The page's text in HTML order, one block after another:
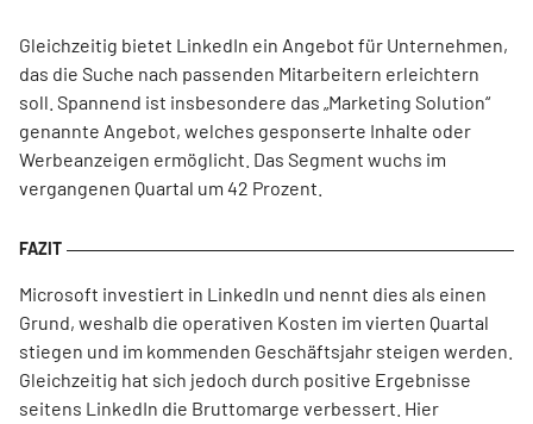
Gleichzeitig bietet LinkedIn ein Angebot für Unternehmen,
das die Suche nach passenden Mitarbeitern erleichtern
soll. Spannend ist insbesondere das „Marketing Solution“
genannte Angebot, welches gesponserte Inhalte oder
Werbeanzeigen ermöglicht. Das Segment wuchs im
vergangenen Quartal um 42 Prozent.
Microsoft investiert in LinkedIn und nennt dies als einen
Grund, weshalb die operativen Kosten im vierten Quartal
stiegen und im kommenden Geschäftsjahr steigen werden.
Gleichzeitig hat sich jedoch durch positive Ergebnisse
seitens LinkedIn die Bruttomarge verbessert. Hier